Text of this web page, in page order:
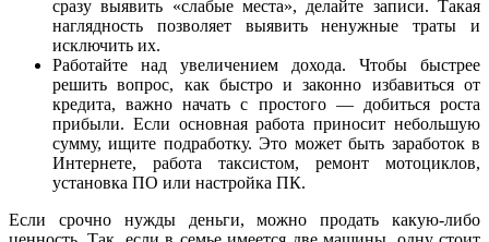
сразу выявить «слабые места», делайте записи. Такая
наглядность позволяет выявить ненужные траты и
исключить их.
Работайте над увеличением дохода. Чтобы быстрее
решить вопрос, как быстро и законно избавиться от
кредита, важно начать с простого — добиться роста
прибыли. Если основная работа приносит небольшую
сумму, ищите подработку. Это может быть заработок в
Интернете, работа таксистом, ремонт мотоциклов,
установка ПО или настройка ПК.
Если срочно нужды деньги, можно продать какую-либо